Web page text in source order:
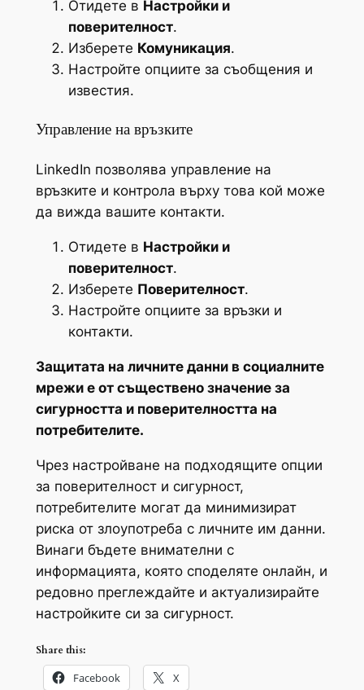
Отидете в Настройки и
поверителност.
Изберете Комуникация.
Настройте опциите за съобщения и
известия.
Управление на връзките
LinkedIn позволява управление на
връзките и контрола върху това кой може
да вижда вашите контакти.
Отидете в Настройки и
поверителност.
Изберете Поверителност.
Настройте опциите за връзки и
контакти.
Защитата на личните данни в социалните
мрежи е от съществено значение за
сигурността и поверителността на
потребителите.
Чрез настройване на подходящите опции
за поверителност и сигурност,
потребителите могат да минимизират
риска от злоупотреба с личните им данни.
Винаги бъдете внимателни с
информацията, която споделяте онлайн, и
редовно преглеждайте и актуализирайте
настройките си за сигурност.
Share this:
Facebook X